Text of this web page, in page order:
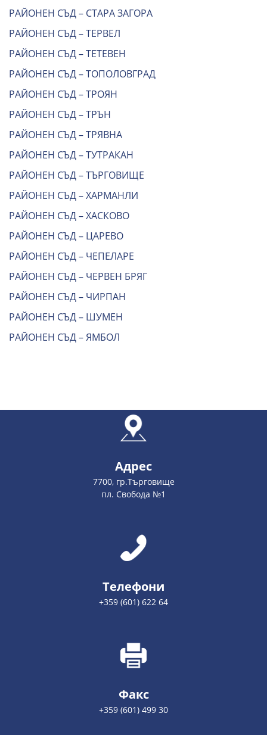
РАЙОНЕН СЪД – СТАРА ЗАГОРА
РАЙОНЕН СЪД – ТЕРВЕЛ
РАЙОНЕН СЪД – ТЕТЕВЕН
РАЙОНЕН СЪД – ТОПОЛОВГРАД
РАЙОНЕН СЪД – ТРОЯН
РАЙОНЕН СЪД – ТРЪН
РАЙОНЕН СЪД – ТРЯВНА
РАЙОНЕН СЪД – ТУТРАКАН
РАЙОНЕН СЪД – ТЪРГОВИЩЕ
РАЙОНЕН СЪД – ХАРМАНЛИ
РАЙОНЕН СЪД – ХАСКОВО
РАЙОНЕН СЪД – ЦАРЕВО
РАЙОНЕН СЪД – ЧЕПЕЛАРЕ
РАЙОНЕН СЪД – ЧЕРВЕН БРЯГ
РАЙОНЕН СЪД – ЧИРПАН
РАЙОНЕН СЪД – ШУМЕН
РАЙОНЕН СЪД – ЯМБОЛ
Адрес
7700, гр.Търговище
пл. Свобода №1
Телефони
+359 (601) 622 64
Факс
+359 (601) 499 30